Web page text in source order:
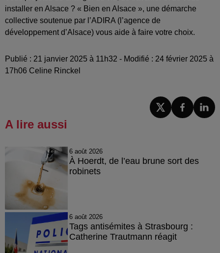
installer en Alsace ? « Bien en Alsace », une démarche
collective soutenue par l’ADIRA (l’agence de
développement d’Alsace) vous aide à faire votre choix.
Publié : 21 janvier 2025 à 11h32 - Modifié : 24 février 2025 à
17h06 Celine Rinckel
A lire aussi
6 août 2026
À Hoerdt, de l’eau brune sort des
robinets
6 août 2026
Tags antisémites à Strasbourg :
Catherine Trautmann réagit